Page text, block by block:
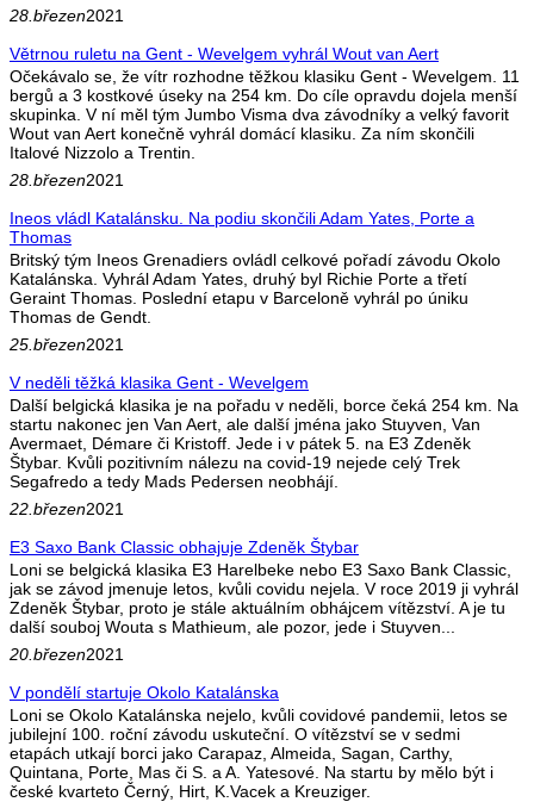
28.březen2021
Větrnou ruletu na Gent - Wevelgem vyhrál Wout van Aert
Očekávalo se, že vítr rozhodne těžkou klasiku Gent - Wevelgem. 11
bergů a 3 kostkové úseky na 254 km. Do cíle opravdu dojela menší
skupinka. V ní měl tým Jumbo Visma dva závodníky a velký favorit
Wout van Aert konečně vyhrál domácí klasiku. Za ním skončili
Italové Nizzolo a Trentin.
28.březen2021
Ineos vládl Katalánsku. Na podiu skončili Adam Yates, Porte a
Thomas
Britský tým Ineos Grenadiers ovládl celkové pořadí závodu Okolo
Katalánska. Vyhrál Adam Yates, druhý byl Richie Porte a třetí
Geraint Thomas. Poslední etapu v Barceloně vyhrál po úniku
Thomas de Gendt.
25.březen2021
V neděli těžká klasika Gent - Wevelgem
Další belgická klasika je na pořadu v neděli, borce čeká 254 km. Na
startu nakonec jen Van Aert, ale další jména jako Stuyven, Van
Avermaet, Démare či Kristoff. Jede i v pátek 5. na E3 Zdeněk
Štybar. Kvůli pozitivním nálezu na covid-19 nejede celý Trek
Segafredo a tedy Mads Pedersen neobhájí.
22.březen2021
E3 Saxo Bank Classic obhajuje Zdeněk Štybar
Loni se belgická klasika E3 Harelbeke nebo E3 Saxo Bank Classic,
jak se závod jmenuje letos, kvůli covidu nejela. V roce 2019 ji vyhrál
Zdeněk Štybar, proto je stále aktuálním obhájcem vítězství. A je tu
další souboj Wouta s Mathieum, ale pozor, jede i Stuyven...
20.březen2021
V pondělí startuje Okolo Katalánska
Loni se Okolo Katalánska nejelo, kvůli covidové pandemii, letos se
jubilejní 100. roční závodu uskuteční. O vítězství se v sedmi
etapách utkají borci jako Carapaz, Almeida, Sagan, Carthy,
Quintana, Porte, Mas či S. a A. Yatesové. Na startu by mělo být i
české kvarteto Černý, Hirt, K.Vacek a Kreuziger.